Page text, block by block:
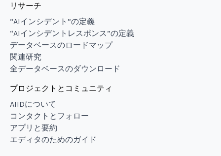
リサーチ
“AIインシデント”の定義
“AIインシデントレスポンス”の定義
データベースのロードマップ
関連研究
全データベースのダウンロード
プロジェクトとコミュニティ
AIIDについて
コンタクトとフォロー
アプリと要約
エディタのためのガイド